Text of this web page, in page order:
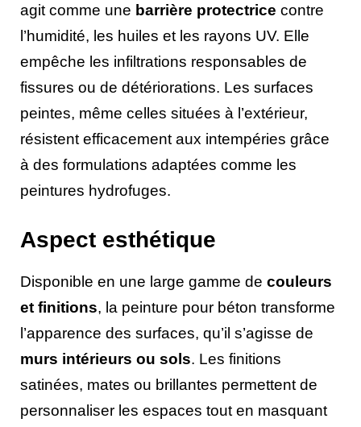
agit comme une barrière protectrice contre
l’humidité, les huiles et les rayons UV. Elle
empêche les infiltrations responsables de
fissures ou de détériorations. Les surfaces
peintes, même celles situées à l’extérieur,
résistent efficacement aux intempéries grâce
à des formulations adaptées comme les
peintures hydrofuges.
Aspect esthétique
Disponible en une large gamme de couleurs
et finitions, la peinture pour béton transforme
l’apparence des surfaces, qu’il s’agisse de
murs intérieurs ou sols. Les finitions
satinées, mates ou brillantes permettent de
personnaliser les espaces tout en masquant